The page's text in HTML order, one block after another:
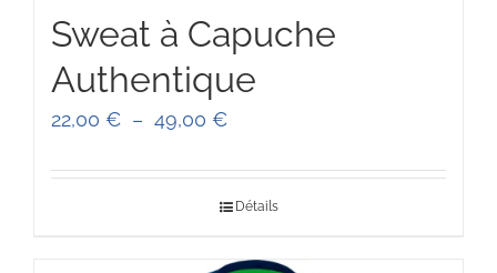
Sweat à Capuche
Authentique
22,00 € – 49,00 €Plage
à
Détails